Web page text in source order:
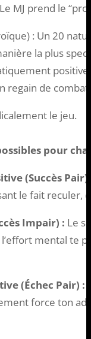
MJ prend le
: Un 20
la plus
regain de
le jeu.
pour
(Succès Pair)
le fait reculer,
Impair) : Le
mental te
(Échec Pair) :
force ton